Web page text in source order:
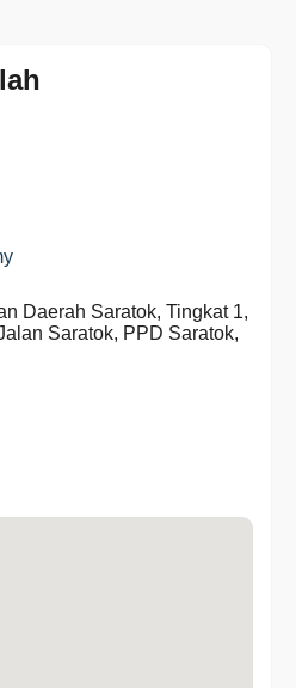
Daerah Saratok, Tingkat 1,
Saratok, PPD Saratok,